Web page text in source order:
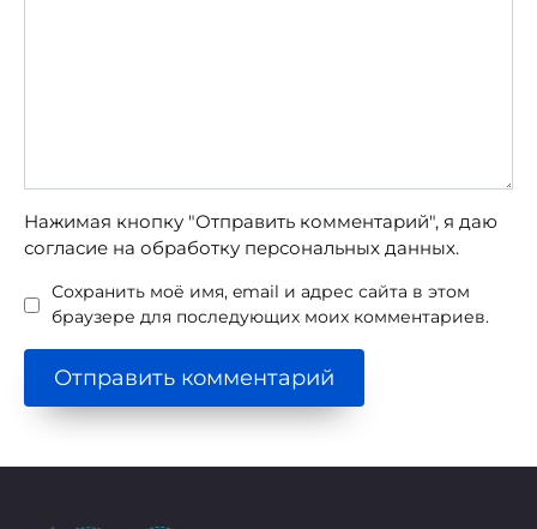
Нажимая кнопку "Отправить комментарий", я даю
согласие на обработку персональных данных.
Сохранить моё имя, email и адрес сайта в этом
браузере для последующих моих комментариев.